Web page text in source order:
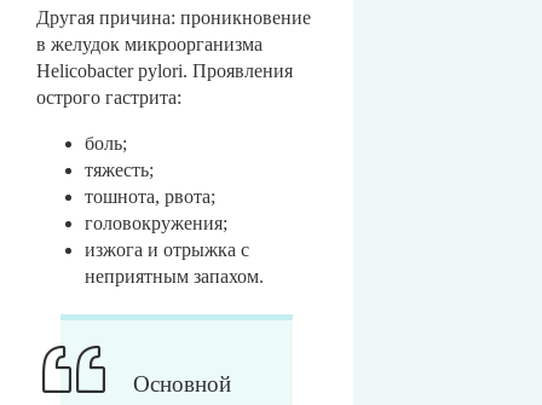
Другая причина: проникновение
в желудок микроорганизма
Helicobacter pylori. Проявления
острого гастрита:
боль;
тяжесть;
тошнота, рвота;
головокружения;
изжога и отрыжка с
неприятным запахом.
Основной